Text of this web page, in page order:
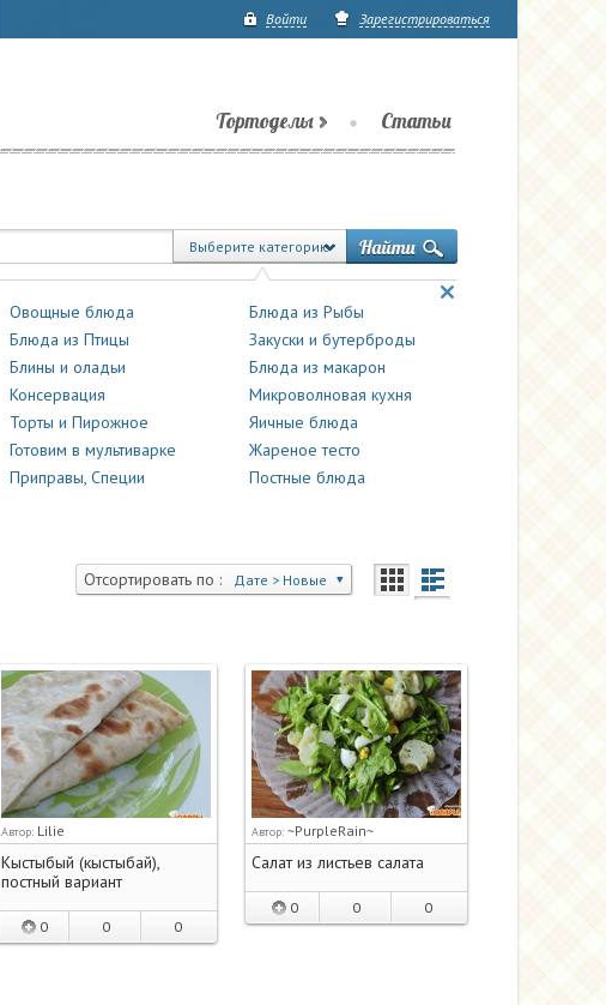
Войти Зарегистрироваться
Тортоделы Статьи
Выберите категорию
Овощные блюда
Блюда из Рыбы
Блюда из Птицы
Закуски и бутерброды
Блины и оладьи
Блюда из макарон
Консервация
Микроволновая кухня
Торты и Пирожное
Яичные блюда
Готовим в мультиварке
Жареное тесто
Приправы, Специи
Постные блюда
Отсортировать по : Дате > Новые
Автор: Lilie
Кыстыбый (кыстыбай),
постный вариант
0 0 0
Автор: ~PurpleRain~
Салат из листьев салата
0 0 0